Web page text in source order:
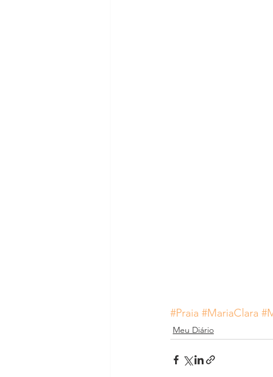
#Praia #MariaClara
Meu Diário